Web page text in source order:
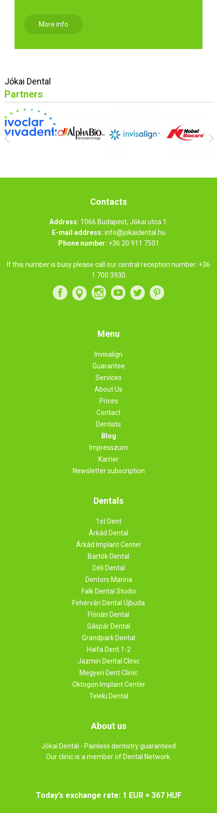
More info
Jókai Dental
Partners
Contacts
Address: 1066 Budapest, Jókai utca 1.
E-mail address: info@jokaidental.hu
Phone number: +36 20 911 7501
If this number is busy please call our central reception number: +36
1 700 3930
Menu
Invisalign
Guarantee
Services
About Us
Prices
Contact
Dentists
Blog
Impresszum
Karrier
Newsletter subscription
Dentals
1st Dent
Árkád Dental
Árkád Implant Center
Bartók Dental
Déli Dental
Dentors Marina
Falk Dental Studio
Fehérvári Dental Újbuda
Flórián Dental
Gáspár Dental
Grandpark Dental
Haifa Dent 1-2
Jazmin Dental Clinic
Megyeri Dent Clinic
Oktogon Implant Center
Teleki Dental
About us
Jókai Dental - Painless dentistry guaranteed
Our clinic is a member of Dental Network.
Today’s exchange rate: 1 EUR = 367 HUF